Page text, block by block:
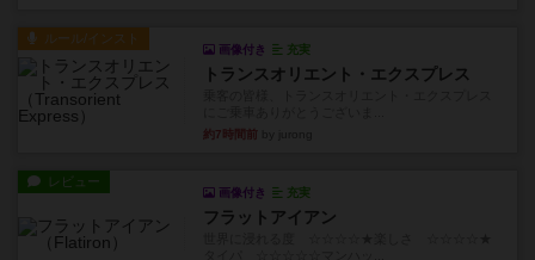
ルール/インスト
画像付き 充実
トランスオリエント・エクスプレス
約7時間前
レビュー
画像付き 充実
フラットアイアン